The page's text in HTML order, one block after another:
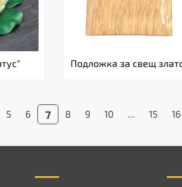
Подложка за свещ
5 6 7 8 9 10 ... 15 16